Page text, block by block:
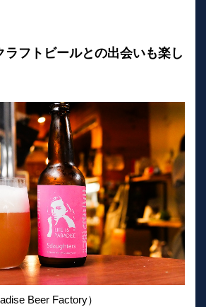
ラフトビールとの出会いも楽し
Beer Factory）